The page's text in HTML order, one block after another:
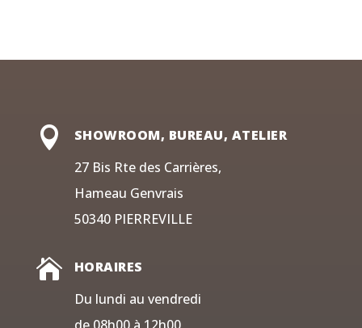

SHOWROOM, BUREAU, ATELIER
27 Bis Rte des Carrières,
Hameau Genvrais
50340 PIERREVILLE

HORAIRES
Du lundi au vendredi